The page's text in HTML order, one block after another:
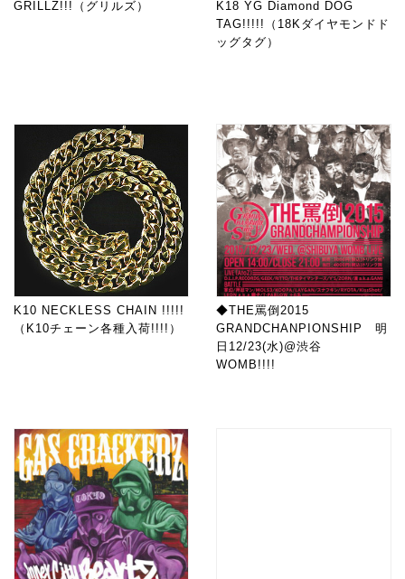
GRILLZ!!!（グリルズ）
K18 YG Diamond DOG
TAG!!!!!（18Kダイヤモンドド
ッグタグ）
K10 NECKLESS CHAIN !!!!!
（K10チェーン各種入荷!!!!）
◆THE罵倒2015
GRANDCHANPIONSHIP 明
日12/23(水)@渋谷
WOMB!!!!